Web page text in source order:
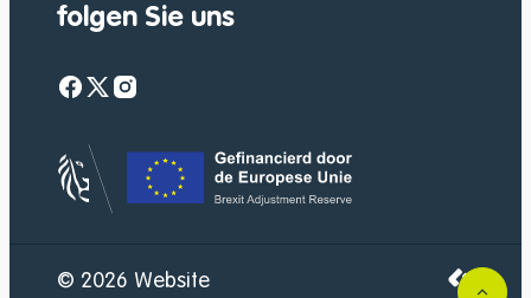
folgen Sie uns
Facebook
TwitterInstagram
© 2026 Website
LCP nv